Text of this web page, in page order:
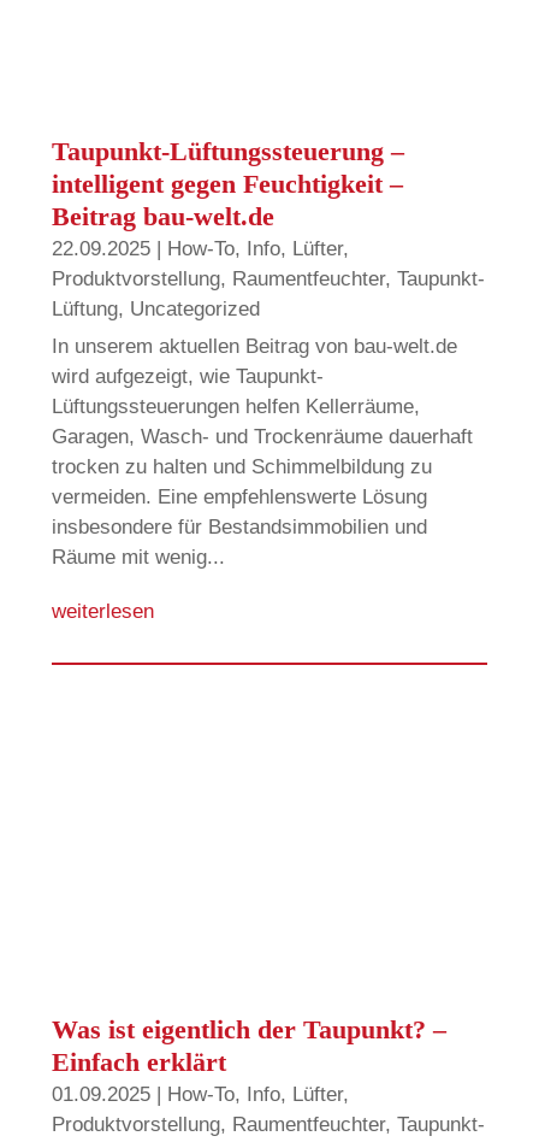
Taupunkt-Lüftungssteuerung –
intelligent gegen Feuchtigkeit –
Beitrag bau-welt.de
22.09.2025| How-To, Info, Lüfter,
Produktvorstellung, Raumentfeuchter, Taupunkt-
Lüftung, Uncategorized
In unserem aktuellen Beitrag von bau-welt.de
wird aufgezeigt, wie Taupunkt-
Lüftungssteuerungen helfen Kellerräume,
Garagen, Wasch- und Trockenräume dauerhaft
trocken zu halten und Schimmelbildung zu
vermeiden. Eine empfehlenswerte Lösung
insbesondere für Bestandsimmobilien und
Räume mit wenig...
weiterlesen
Was ist eigentlich der Taupunkt? –
Einfach erklärt
01.09.2025| How-To, Info, Lüfter,
Produktvorstellung, Raumentfeuchter, Taupunkt-